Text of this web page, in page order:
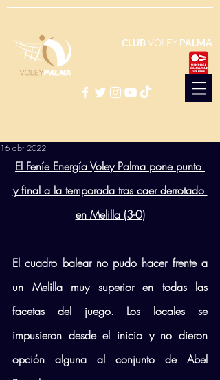
CLUBVOLEY PALMA
16 abr 2022
El Feníe Energía Voley Palma pone punto
y final a la temporada tras caer derrotado
en Melilla (3-0)
El cuadro balear no pudo hacer frente a
un Melilla muy superior en todas las
facetas del juego. Los locales se
impusieron desde el inicio y no dieron
opción alguna al conjunto de Abel